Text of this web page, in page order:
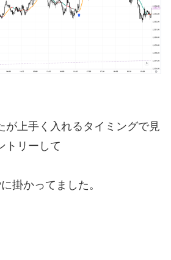
が上手く入れるタイミングで見
トリーして
掛かってました。